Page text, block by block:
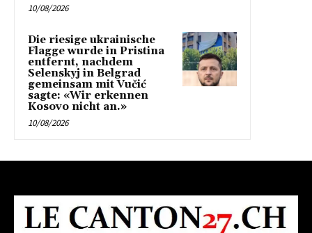
10/08/2026
Die riesige ukrainische
Flagge wurde in Pristina
entfernt, nachdem
Selenskyj in Belgrad
gemeinsam mit Vučić
sagte: «Wir erkennen
Kosovo nicht an.»
10/08/2026